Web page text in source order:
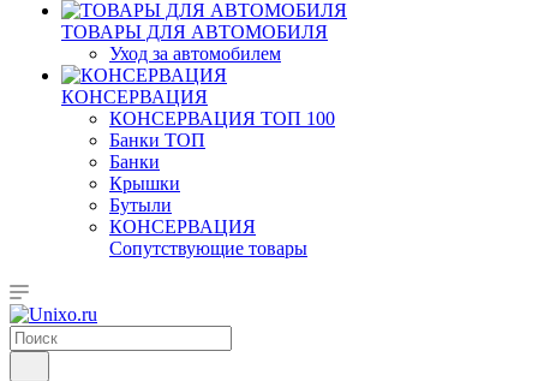
ТОВАРЫ ДЛЯ АВТОМОБИЛЯ
Уход за автомобилем
КОНСЕРВАЦИЯ
КОНСЕРВАЦИЯ ТОП 100
Банки ТОП
Банки
Крышки
Бутыли
КОНСЕРВАЦИЯ
Сопутствующие товары